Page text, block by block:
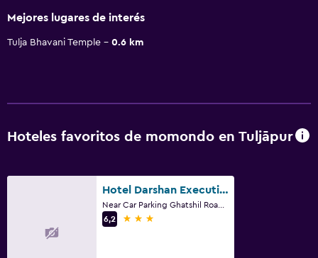
Mejores lugares de interés
Tulja Bhavani Temple 0.6 km
Hoteles favoritos de momondo en Tuljāpur
Hotel Darshan Executive
6,2
3 estrellas